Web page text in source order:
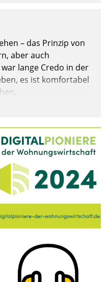
– das Prinzip von
aber auch
lange Credo in der
es ist komfortabel